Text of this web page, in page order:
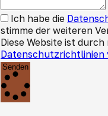
Ich habe die
stimme der weiteren
Diese Website ist
Datenschutzrichtlinien
Senden